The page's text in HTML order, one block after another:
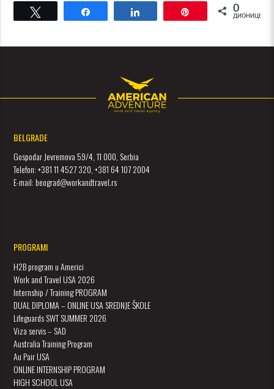
0
ДИОНИЦЕ
BELGRADE
Gospodar Jevremova 59/4, 11 000, Serbia
Telefon: +381 11 4527 320, +381 64 107 2004
E-mail: beograd@workandtravel.rs
PROGRAMI
H2B program u Americi
Work and Travel USA 2026
Internship / Training PROGRAM
DUAL DIPLOMA – ONLINE USA SREDNJE ŠKOLE
Lifeguards SWT SUMMER 2026
Viza servis – SAD
Australia Training Program
Au Pair USA
ONLINE INTERNSHIP PROGRAM
HIGH SCHOOL USA